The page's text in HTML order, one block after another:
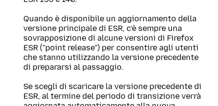
Quando è disponibile un aggiornamento della
versione principale di ESR, c’è sempre una
sovrapposizione di alcune versioni di Firefox
ESR (”point release”) per consentire agli utenti
che stanno utilizzando la versione precedente
di prepararsi al passaggio.
Se scegli di scaricare la versione precedente di
ESR, al termine del periodo di transizione verrà